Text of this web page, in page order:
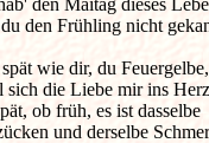
den Maitag dieses
den Frühling nicht
wie dir, du Feuergelbe,
sich die Liebe mir ins
ob früh, es ist dasselbe
und derselbe